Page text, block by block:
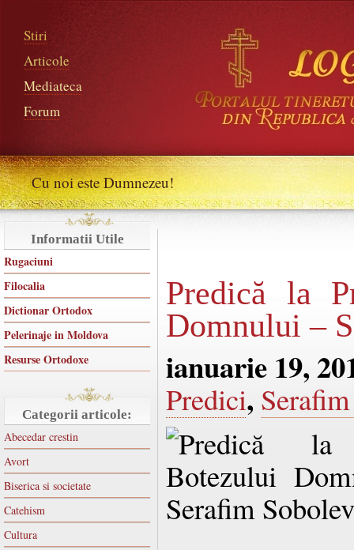
Stiri
Articole
Mediateca
Forum
Cu noi este Dumnezeu!
Informatii Utile
Rugaciuni
Filocalia
Dictionar Ortodox
Pelerinaje in Moldova
Resurse Ortodoxe
Categorii articole:
Abecedar crestin
Avort
Biserica si societate
Catehism
Cultura
Predică la
Domnului –
ianuarie 19,
Predici,